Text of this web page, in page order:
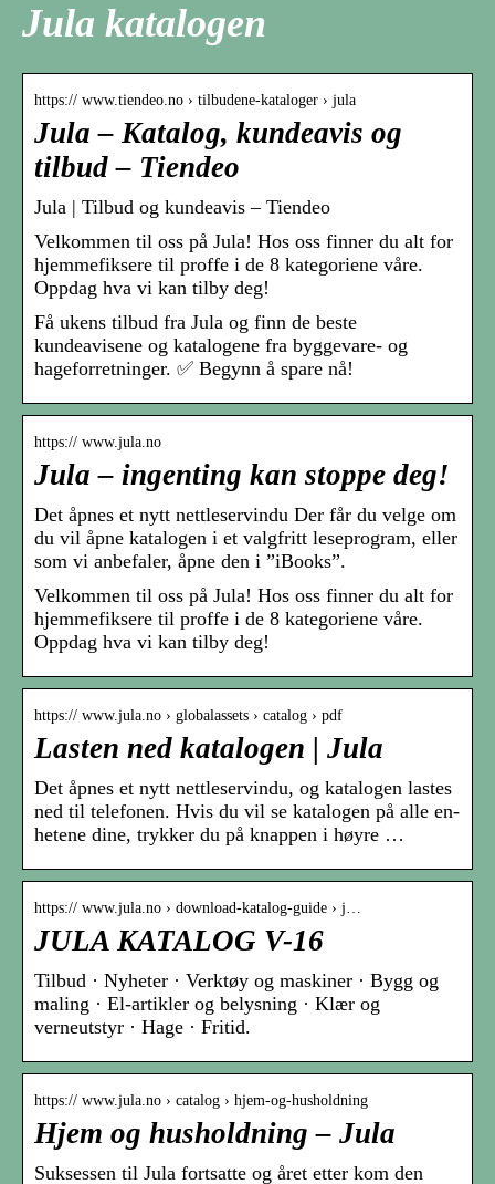
Jula katalogen
https:// www.tiendeo.no › tilbudene-kataloger › jula
Jula – Katalog, kundeavis og
tilbud – Tiendeo
Jula | Tilbud og kundeavis – Tiendeo
Velkommen til oss på Jula! Hos oss finner du alt for
hjemmefiksere til proffe i de 8 kategoriene våre.
Oppdag hva vi kan tilby deg!
Få ukens tilbud fra Jula og finn de beste
kundeavisene og katalogene fra byggevare- og
hageforretninger. ✅ Begynn å spare nå!
https:// www.jula.no
Jula – ingenting kan stoppe deg!
Det åpnes et nytt nettleservindu Der får du velge om
du vil åpne katalogen i et valgfritt leseprogram, eller
som vi anbefaler, åpne den i ”iBooks”.
Velkommen til oss på Jula! Hos oss finner du alt for
hjemmefiksere til proffe i de 8 kategoriene våre.
Oppdag hva vi kan tilby deg!
https:// www.jula.no › globalassets › catalog › pdf
Lasten ned katalogen | Jula
Det åpnes et nytt nettleservindu, og katalogen lastes
ned til telefonen. Hvis du vil se katalogen på alle en-
hetene dine, trykker du på knappen i høyre …
https:// www.jula.no › download-katalog-guide › j…
JULA KATALOG V-16
Tilbud · Nyheter · Verktøy og maskiner · Bygg og
maling · El-artikler og belysning · Klær og
verneutstyr · Hage · Fritid.
https:// www.jula.no › catalog › hjem-og-husholdning
Hjem og husholdning – Jula
Suksessen til Jula fortsatte og året etter kom den